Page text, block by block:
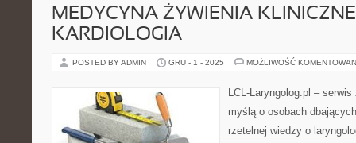
MEDYCYNA ŻYWIENIA
KARDIOLOGIA
POSTED BY ADMIN GRU - 1 - 2025 MOŻLIWOŚĆ
LCL-Laryngolog.pl –
myślą o osobach
rzetelnej wiedzy o